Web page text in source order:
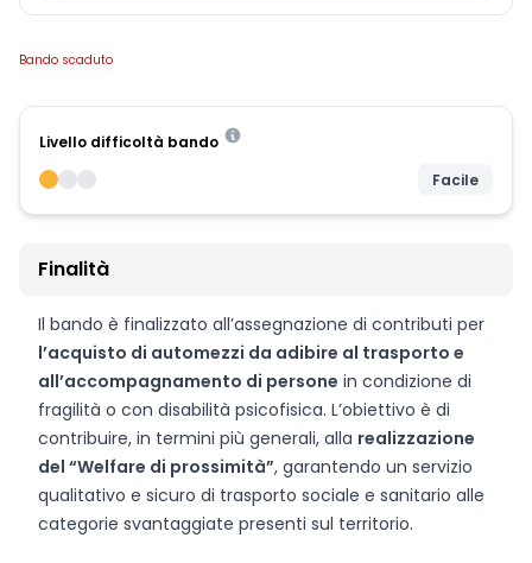
Bando scaduto
Livello difficoltà bando
Facile
Finalità
Il bando è finalizzato all’assegnazione di contributi per
l’acquisto di automezzi da adibire al trasporto e
all’accompagnamento di persone in condizione di
fragilità o con disabilità psicofisica. L’obiettivo è di
contribuire, in termini più generali, alla realizzazione
del “Welfare di prossimità”, garantendo un servizio
qualitativo e sicuro di trasporto sociale e sanitario alle
categorie svantaggiate presenti sul territorio.